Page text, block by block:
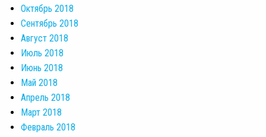
Октябрь 2018
Сентябрь 2018
Август 2018
Июль 2018
Июнь 2018
Май 2018
Апрель 2018
Март 2018
Февраль 2018